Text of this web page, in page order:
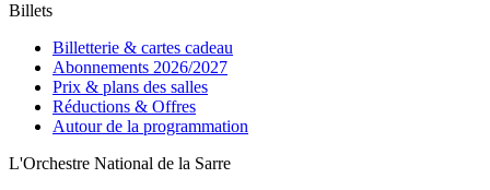
Billets
Billetterie & cartes cadeau
Abonnements 2026/2027
Prix & plans des salles
Réductions & Offres
Autour de la programmation
L'Orchestre National de la Sarre